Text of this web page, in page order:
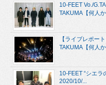
10-FEET Vo./
TAKUMA【何人か
【ライブレポー
TAKUMA【何人か
10-FEET “シエラ
2020/10/...